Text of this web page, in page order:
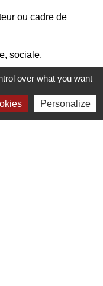
ou cadre de
sociale,
publics
over what you want
Personalize